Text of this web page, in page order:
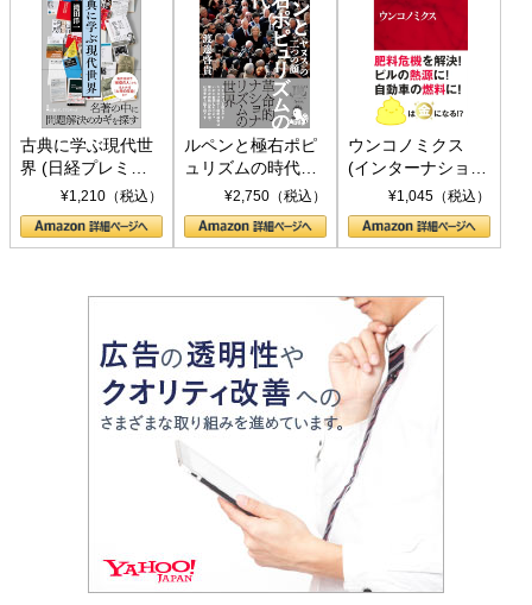
古典に学ぶ現代世
界 (日経プレミア
シリーズ)¥1,210（税込）
ルペンと極右ポピ
ュリズムの時代：
〈ヤヌス〉の二つ
の顔
¥2,750（税込）
ウンコノミクス
(インターナショナ
ル新書)¥1,045（税込）